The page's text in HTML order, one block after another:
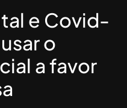
e Covid-
o
a favor